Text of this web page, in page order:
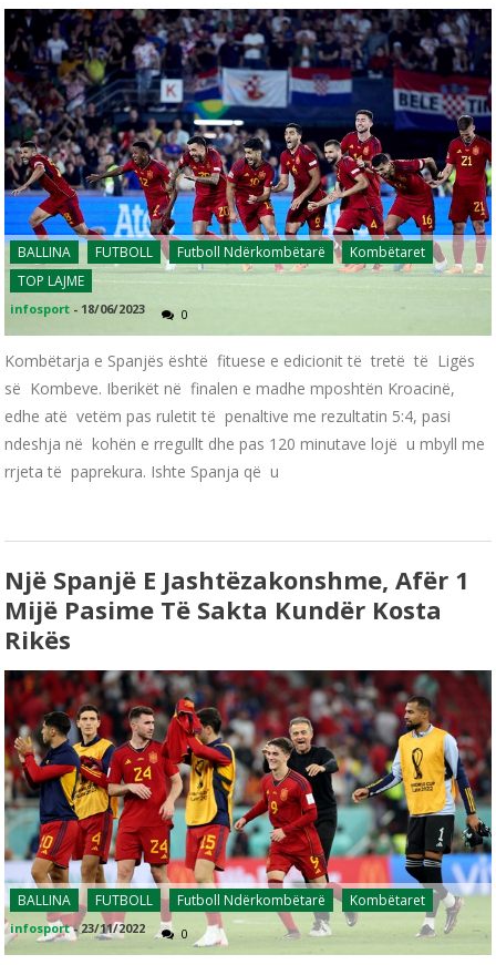
BALLINA FUTBOLL Futboll Ndërkombëtarë
Kombëtaret
TOP LAJME
infosport - 18/06/2023 0
Kombëtarja e Spanjës është fituese e edicionit të tretë të Ligës
së Kombeve. Iberikët në finalen e madhe mposhtën Kroacinë,
edhe atë vetëm pas ruletit të penaltive me rezultatin 5:4, pasi
ndeshja në kohën e rregullt dhe pas 120 minutave lojë u mbyll me
rrjeta të paprekura. Ishte Spanja që u
Një Spanjë E Jashtëzakonshme, Afër 1
Mijë Pasime Të Sakta Kundër Kosta
Rikës
BALLINA FUTBOLL Futboll Ndërkombëtarë Kombëtaret
infosport -23/11/2022 0